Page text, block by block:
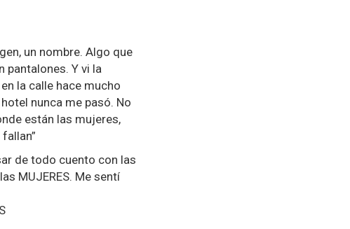
un nombre. Algo que
pantalones. Y vi la
la calle hace mucho
nunca me pasó. No
están las mujeres,
de todo cuento con las
MUJERES. Me sentí